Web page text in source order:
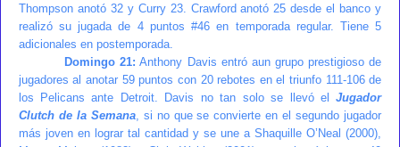
Thompson anotó 32 y Curry 23. Crawford anotó 25 desde el banco y
realizó su jugada de 4 puntos #46 en temporada regular. Tiene 5
adicionales en postemporada.
Domingo 21: Anthony Davis entró aun grupo prestigioso de
jugadores al anotar 59 puntos con 20 rebotes en el triunfo 111-106 de
los Pelicans ante Detroit. Davis no tan solo se llevó elJugador
Clutch de la Semana, si no que se convierte en el segundo jugador
más joven en lograr tal cantidad y se une a Shaquille O’Neal (2000),